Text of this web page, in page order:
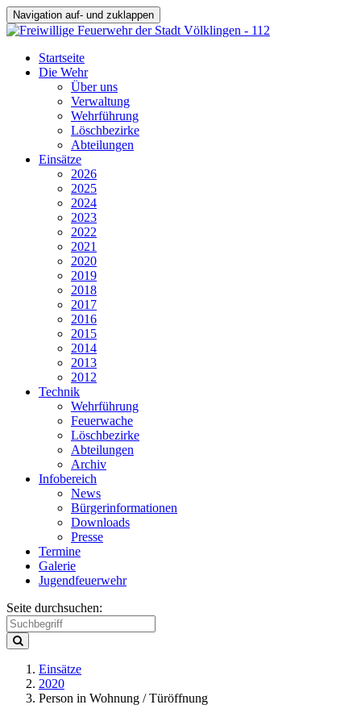
Navigation auf- und zuklappen
Startseite
Die Wehr
Über uns
Verwaltung
Wehrführung
Löschbezirke
Abteilungen
Einsätze
2026
2025
2024
2023
2022
2021
2020
2019
2018
2017
2016
2015
2014
2013
2012
Technik
Wehrführung
Feuerwache
Löschbezirke
Abteilungen
Archiv
Infobereich
News
Bürgerinformationen
Downloads
Presse
Termine
Galerie
Jugendfeuerwehr
Seite durchsuchen:
Einsätze
2020
Person in Wohnung / Türöffnung